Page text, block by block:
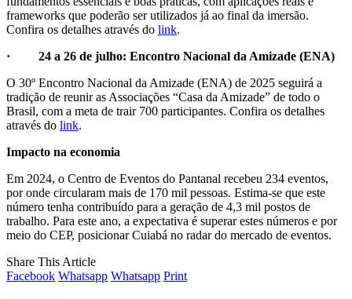
frameworks que poderão ser utilizados já ao final da imersão.
Confira os detalhes através do link.
· 24 a 26 de julho: Encontro Nacional da Amizade (ENA)
O 30º Encontro Nacional da Amizade (ENA) de 2025 seguirá a
tradição de reunir as Associações “Casa da Amizade” de todo o
Brasil, com a meta de trair 700 participantes. Confira os detalhes
através do link.
Impacto na economia
Em 2024, o Centro de Eventos do Pantanal recebeu 234 eventos,
por onde circularam mais de 170 mil pessoas. Estima-se que este
número tenha contribuído para a geração de 4,3 mil postos de
trabalho. Para este ano, a expectativa é superar estes números e por
meio do CEP, posicionar Cuiabá no radar do mercado de eventos.
Share This Article
Facebook Whatsapp Whatsapp Print